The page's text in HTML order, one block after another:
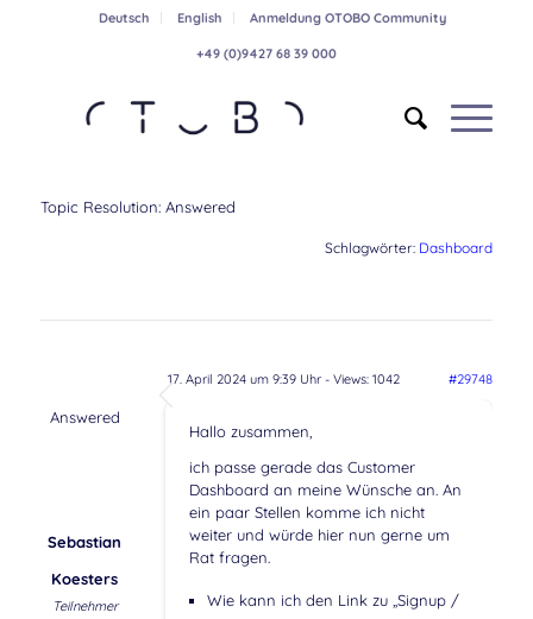
Deutsch English Anmeldung OTOBO Community
+49 (0)9427 68 39 000
Topic Resolution: Answered
Schlagwörter: Dashboard
17. April 2024 um 9:39 Uhr- Views: 1042 #29748
Answered
Sebastian
Koesters
Teilnehmer
Hallo zusammen,
ich passe gerade das Customer
Dashboard an meine Wünsche an. An
ein paar Stellen komme ich nicht
weiter und würde hier nun gerne um
Rat fragen.
Wie kann ich den Link zu „Signup /